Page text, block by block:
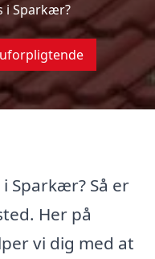
i Sparkær?
Sparkær? Så er
Her på
vi dig med at